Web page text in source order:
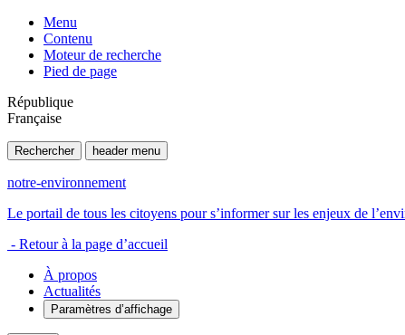
Menu
Contenu
Moteur de recherche
Pied de page
République
Française
Rechercher header menu
notre-environnement
Le portail de tous les citoyens pour s’informer sur les enjeux de
- Retour à la page d’accueil
À propos
Actualités
Paramètres d’affichage